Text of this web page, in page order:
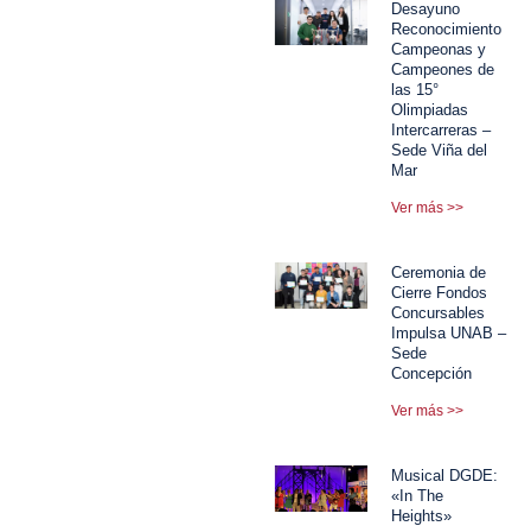
Desayuno
Reconocimiento
Campeonas y
Campeones de
las 15°
Olimpiadas
Intercarreras –
Sede Viña del
Mar
Ver más >>
Ceremonia de
Cierre Fondos
Concursables
Impulsa UNAB –
Sede
Concepción
Ver más >>
Musical DGDE:
«In The
Heights»